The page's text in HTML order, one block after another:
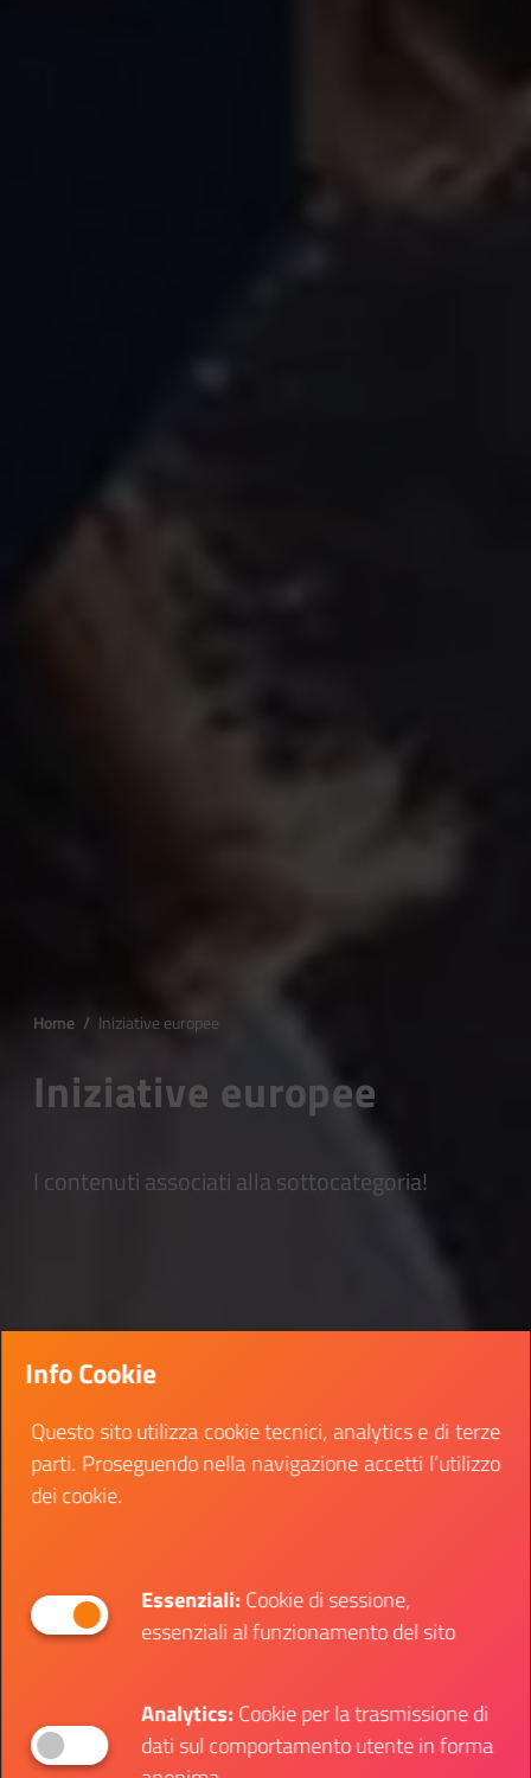
Home / Iniziative europee
Iniziative europee
I contenuti associati alla sottocategoria!
Info Cookie
Questo sito utilizza cookie tecnici, analytics e di terze
parti. Proseguendo nella navigazione accetti l’utilizzo
dei cookie.
Essenziali:Cookie di sessione,
essenziali al funzionamento del sito
Analytics:Cookie per la trasmissione di
dati sul comportamento utente in forma